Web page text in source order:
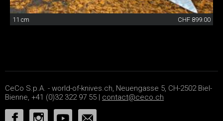
11 cm CHF 899.00
CeCo S.p.A. - world-of-knives.ch, Neuengasse 5, CH-2502 Biel-
Bienne, +41 (0)32 322 97 55 | contact@ceco.ch